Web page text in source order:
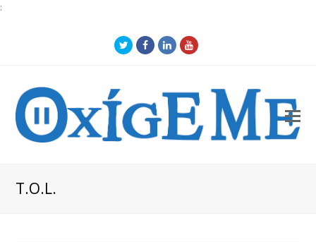
:
TwitterFacebook
LinkedInYoutube
T.O.L.